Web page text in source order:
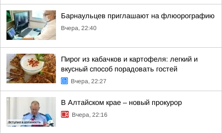
Барнаульцев приглашают на флюорографию
Вчера, 22:40
Пирог из кабачков и картофеля: легкий и
вкусный способ порадовать гостей
Вчера, 22:27
В Алтайском крае – новый прокурор
Вчера, 22:16